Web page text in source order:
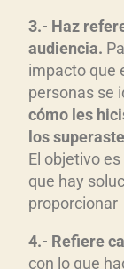
3.- Haz
audiencia.
impacto que
personas se
cómo les
los
El objetivo
que hay
proporcionar
4.- Refiere
con lo que